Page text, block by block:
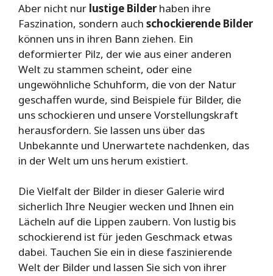
Aber nicht nur lustige Bilderhaben ihre
Faszination, sondern auch schockierende Bilder
können uns in ihren Bann ziehen. Ein
deformierter Pilz, der wie aus einer anderen
Welt zu stammen scheint, oder eine
ungewöhnliche Schuhform, die von der Natur
geschaffen wurde, sind Beispiele für Bilder, die
uns schockieren und unsere Vorstellungskraft
herausfordern. Sie lassen uns über das
Unbekannte und Unerwartete nachdenken, das
in der Welt um uns herum existiert.
Die Vielfalt der Bilder in dieser Galerie wird
sicherlich Ihre Neugier wecken und Ihnen ein
Lächeln auf die Lippen zaubern. Von lustig bis
schockierend ist für jeden Geschmack etwas
dabei. Tauchen Sie ein in diese faszinierende
Welt der Bilder und lassen Sie sich von ihrer